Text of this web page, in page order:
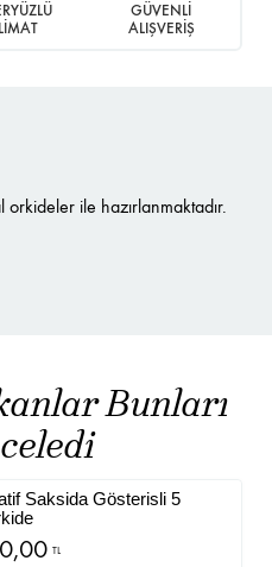
GÜVENLİ
ALIŞVERİŞ
ile hazırlanmaktadır.
Bunları
Saksida Gösterisli 5
TL